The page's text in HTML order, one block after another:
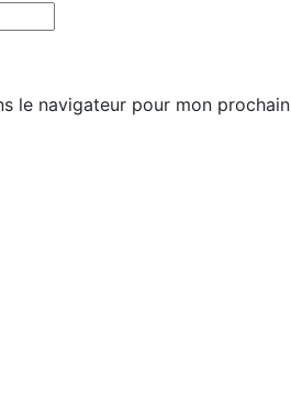
le navigateur pour mon prochain